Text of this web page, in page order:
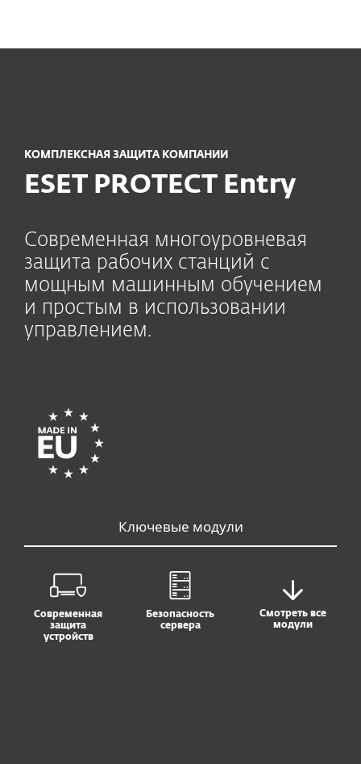
КОМПЛЕКСНАЯ ЗАЩИТА КОМПАНИИ
ESET PROTECT Entry
Современная многоуровневая
защита рабочих станций с
мощным машинным обучением
и простым в использовании
управлением.
Ключевые модули
Современная
защита
устройств
Безопасность
сервера
Смотреть все
модули